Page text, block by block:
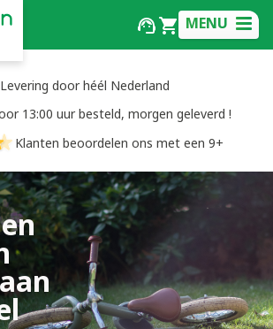
MENU
Levering door héél Nederland
13:00 uur besteld, morgen geleverd !
Klanten beoordelen ons met een 9+